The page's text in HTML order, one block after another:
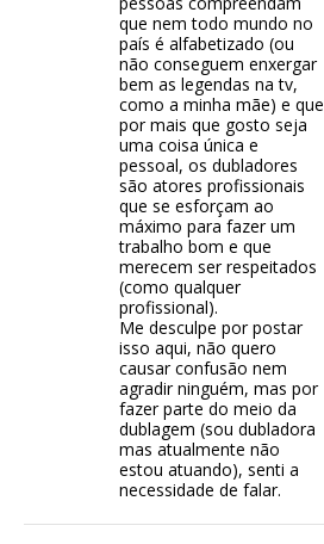
que nem todo mundo no
país é alfabetizado (ou
não conseguem enxergar
bem as legendas na tv,
como a minha mãe) e que
por mais que gosto seja
uma coisa única e
pessoal, os dubladores
são atores profissionais
que se esforçam ao
máximo para fazer um
trabalho bom e que
merecem ser respeitados
(como qualquer
profissional).
Me desculpe por postar
isso aqui, não quero
causar confusão nem
agradir ninguém, mas por
fazer parte do meio da
dublagem (sou dubladora
mas atualmente não
estou atuando), senti a
necessidade de falar.